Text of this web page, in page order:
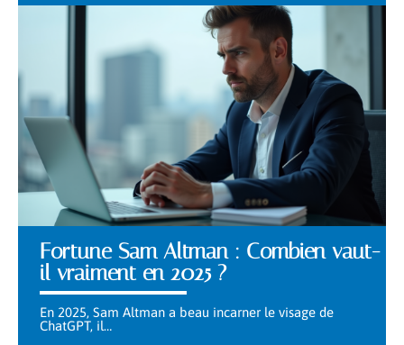
Fortune Sam Altman : Combien vaut-
il vraiment en 2025 ?
En 2025, Sam Altman a beau incarner le visage de
ChatGPT, il…